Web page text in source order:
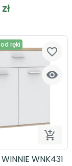
ręki


favorite_border
WNK431